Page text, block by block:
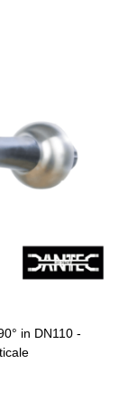
in DN110 -